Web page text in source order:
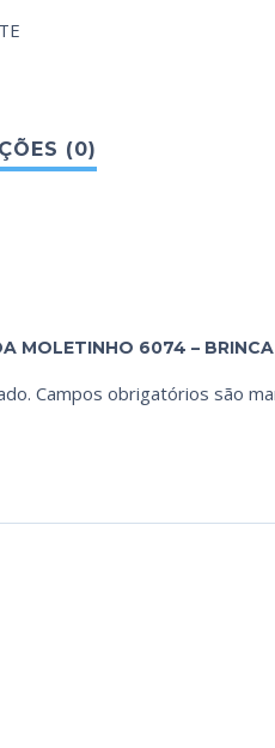
MOLETINHO 6074 –
Campos obrigatórios são